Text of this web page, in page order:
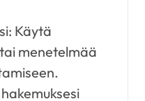
Käytä
menetelmää